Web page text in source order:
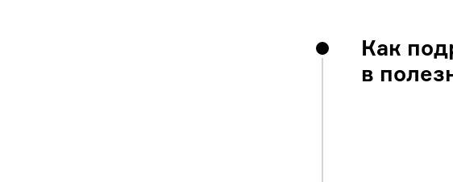
Как
в